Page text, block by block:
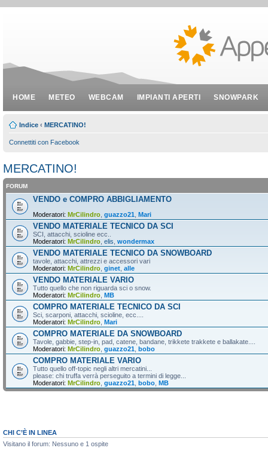
HOME METEO WEBCAM IMPIANTI APERTI SNOWPARK
Indice ‹ MERCATINO!
Connettiti con Facebook
MERCATINO!
FORUM
VENDO e COMPRO ABBIGLIAMENTO
Moderatori: MrCilindro guazzo21 Mari
VENDO MATERIALE TECNICO DA SCI
SCI, attacchi, scioline ecc..
Moderatori: MrCilindro elis wondermax
VENDO MATERIALE TECNICO DA SNOWBOARD
tavole, attacchi, attrezzi e accessori vari
Moderatori: MrCilindro ginet alle
VENDO MATERIALE VARIO
Tutto quello che non riguarda sci o snow.
Moderatori: MrCilindro MB
COMPRO MATERIALE TECNICO DA SCI
Sci, scarponi, attacchi, scioline, ecc....
Moderatori: MrCilindro Mari
COMPRO MATERIALE DA SNOWBOARD
Tavole, gabbie, step-in, pad, catene, bandane, trikkete trakkete e ballakate....
Moderatori: MrCilindro guazzo21 bobo
COMPRO MATERIALE VARIO
Tutto quello off-topic negli altri mercatini...
please: chi truffa verrà perseguito a termini di legge...
Moderatori: MrCilindro guazzo21 bobo MB
CHI C’È IN LINEA
Visitano il forum: Nessuno e 1 ospite